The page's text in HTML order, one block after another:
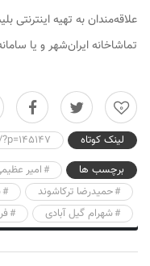
علاقه‌مندان به تهیه‌
تماشاخانه‌ ایران‌شهر و یا
0
لینک کوتاه
برچسب ها
امیر
حمیدرضا ترکاشوند
شهرام گیل آبادی